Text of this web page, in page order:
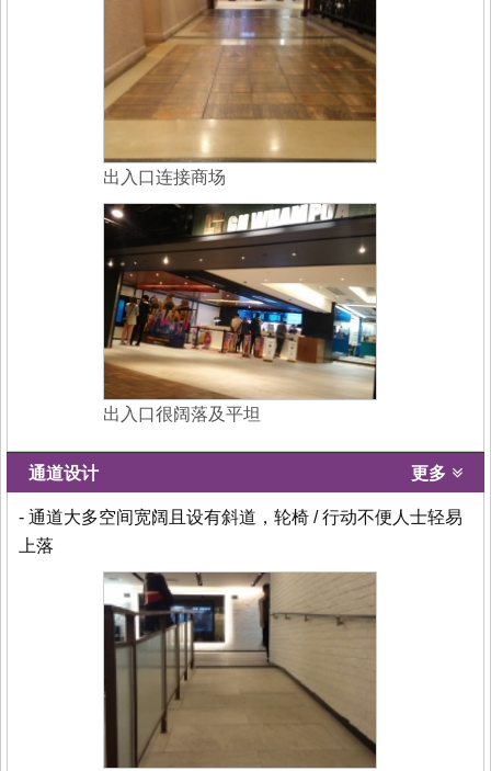
出入口连接商场
出入口很阔落及平坦
通道设计 更多
- 通道大多空间宽阔且设有斜道，轮椅 / 行动不便人士轻易
上落